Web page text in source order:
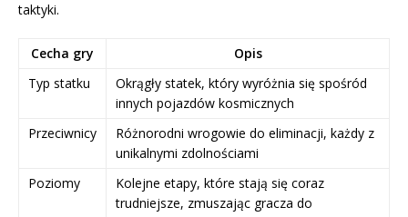
taktyki.
Cecha gry
Opis
Typ statku
Okrągły statek, który wyróżnia się spośród
innych pojazdów kosmicznych
Przeciwnicy
Różnorodni wrogowie do eliminacji, każdy z
unikalnymi zdolnościami
Poziomy
Kolejne etapy, które stają się coraz
trudniejsze, zmuszając gracza do